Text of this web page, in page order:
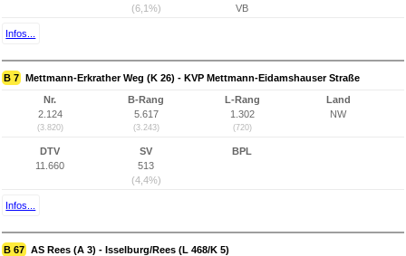
(6,1%)
VB
Infos...
B 7 Mettmann-Erkrather Weg (K 26) - KVP Mettmann-Eidamshauser Straße
Nr.
2.124
(3.820)
B-Rang
5.617
(3.243)
L-Rang
1.302
(720)
Land
NW
DTV
11.660
SV
513
(4,4%)
BPL
Infos...
B 67 AS Rees (A 3) - Isselburg/Rees (L 468/K 5)